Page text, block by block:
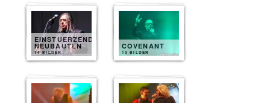
EINSTUERZENDE
NEUBAUTEN
14 BILDER
COVENANT
13 BILDER